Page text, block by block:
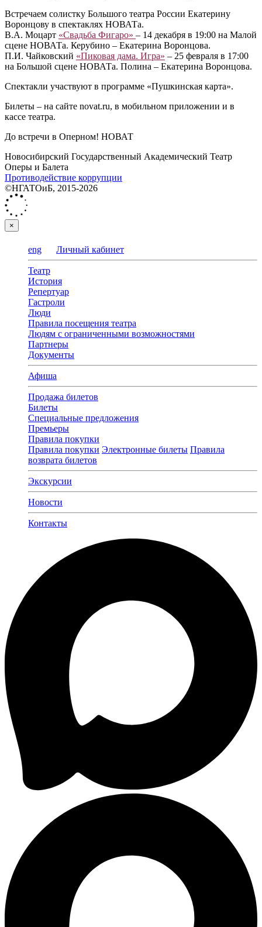
Встречаем солистку Большого театра России Екатерину
Воронцову в спектаклях НОВАТа.
В.А. Моцарт «Свадьба Фигаро» – 14 декабря в 19:00 на Малой
сцене НОВАТа. Керубино – Екатерина Воронцова.
П.И. Чайковский «Пиковая дама. Игра» – 25 февраля в 17:00
на Большой сцене НОВАТа. Полина – Екатерина Воронцова.
Спектакли участвуют в программе «Пушкинская карта».
Билеты – на сайте novat.ru, в мобильном приложении и в
кассе театра.
До встречи в Оперном! НОВАТ
Новосибирский Государственный Академический Театр
Оперы и Балета
Противодействие коррупции
©НГАТОиБ, 2015-2026
×
eng Личный кабинет
Театр
История
Репертуар
Гастроли
Люди
Правила посещения театра
Людям с ограниченными возможностями
Партнеры
Документы
Афиша
Продажа билетов
Билеты
Специальные предложения
Премьеры
Правила покупки
Правила покупки Электронные билеты Правила
возврата билетов
Экскурсии
Новости
Контакты